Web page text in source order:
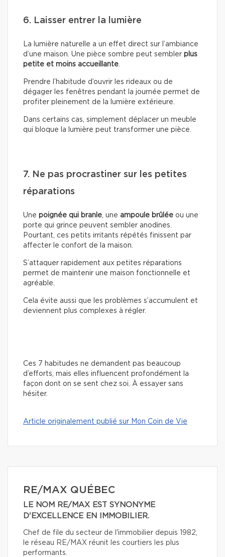
6. Laisser entrer la lumière
La lumière naturelle a un effet direct sur l’ambiance
d’une maison. Une pièce sombre peut sembler plus
petite et moins accueillante.
Prendre l’habitude d’ouvrir les rideaux ou de
dégager les fenêtres pendant la journée permet de
profiter pleinement de la lumière extérieure.
Dans certains cas, simplement déplacer un meuble
qui bloque la lumière peut transformer une pièce.
7. Ne pas procrastiner sur les petites
réparations
Une poignée qui branle, une ampoule brûlée ou une
porte qui grince peuvent sembler anodines.
Pourtant, ces petits irritants répétés finissent par
affecter le confort de la maison.
S’attaquer rapidement aux petites réparations
permet de maintenir une maison fonctionnelle et
agréable.
Cela évite aussi que les problèmes s’accumulent et
deviennent plus complexes à régler.
Ces 7 habitudes ne demandent pas beaucoup
d’efforts, mais elles influencent profondément la
façon dont on se sent chez soi. À essayer sans
hésiter.
Article originalement publié sur Mon Coin de Vie
RE/MAX QUÉBEC
LE NOM RE/MAX EST SYNONYME
D'EXCELLENCE EN IMMOBILIER.
Chef de file du secteur de l'immobilier depuis 1982,
le réseau RE/MAX réunit les courtiers les plus
performants.